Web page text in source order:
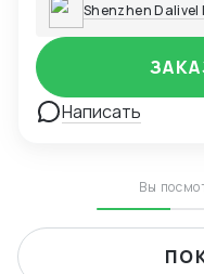
Shenzhen
Написать
Вы